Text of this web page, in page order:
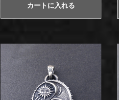
カートに入れる